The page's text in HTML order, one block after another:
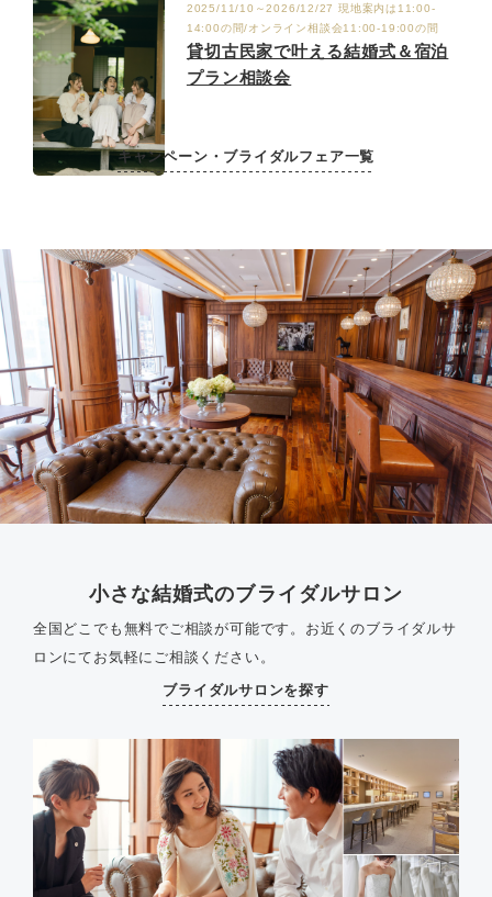
2025/11/10～2026/12/27 現地案内は11:00-
14:00の間/オンライン相談会11:00-19:00の間
貸切古民家で叶える結婚式＆宿泊
プラン相談会
キャンペーン・ブライダルフェア一覧
小さな結婚式のブライダルサロン
全国どこでも無料でご相談が可能です。 お近くのブライダルサ
ロンにてお気軽にご相談ください。
ブライダルサロンを探す